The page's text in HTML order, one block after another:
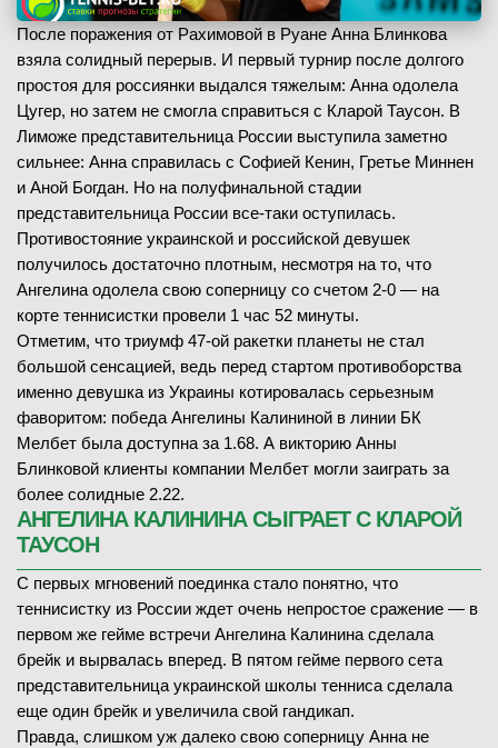
После поражения от Рахимовой в Руане Анна Блинкова
взяла солидный перерыв. И первый турнир после долгого
простоя для россиянки выдался тяжелым: Анна одолела
Цугер, но затем не смогла справиться с Кларой Таусон. В
Лиможе представительница России выступила заметно
сильнее: Анна справилась с Софией Кенин, Гретье Миннен
и Аной Богдан. Но на полуфинальной стадии
представительница России все-таки оступилась.
Противостояние украинской и российской девушек
получилось достаточно плотным, несмотря на то, что
Ангелина одолела свою соперницу со счетом 2-0 — на
корте теннисистки провели 1 час 52 минуты.
Отметим, что триумф 47-ой ракетки планеты не стал
большой сенсацией, ведь перед стартом противоборства
именно девушка из Украины котировалась серьезным
фаворитом: победа Ангелины Калининой в линии БК
Мелбет была доступна за 1.68. А викторию Анны
Блинковой клиенты компании Мелбет могли заиграть за
более солидные 2.22.
АНГЕЛИНА КАЛИНИНА СЫГРАЕТ С КЛАРОЙ
ТАУСОН
С первых мгновений поединка стало понятно, что
теннисистку из России ждет очень непростое сражение — в
первом же гейме встречи Ангелина Калинина сделала
брейк и вырвалась вперед. В пятом гейме первого сета
представительница украинской школы тенниса сделала
еще один брейк и увеличила свой гандикап.
Правда, слишком уж далеко свою соперницу Анна не